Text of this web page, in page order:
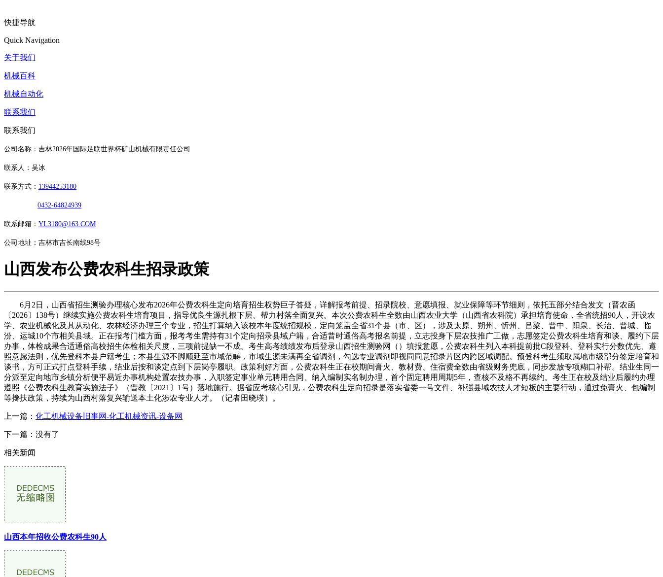
快捷导航
Quick Navigation
关于我们
机械百科
机械自动化
联系我们
联系我们
公司名称：吉林2026年国际足联世界杯矿山机械有限责任公司
联系人：吴冰
联系方式： 13944253180
0432-64824939
联系邮箱： YL3180@163.COM
公司地址：吉林市吉长南线98号
山西发布公费农科生招录政策
6月2日，山西省招生测验办理核心发布2026年公费农科生定向培育招生权势巨子答疑，详解报考前提、招录院校、意愿填报、就业保障等环节细则，依托五部分结合发文（晋农函
〔2026〕138号）继续实施公费农科生培育项目，指导优良生源扎根下层、帮力村落全面复兴。本次公费农科生全数由山西农业大学（山西省农科院）承担培育使命，全省统招90人，开设农
学、农业机械化及其从动化、农林经济办理三个专业，招生打算纳入该校本年度统招规模，定向笼盖全省31个县（市、区），涉及太原、朔州、忻州、吕梁、晋中、阳泉、长治、晋城、临
汾、运城10个市相关县域。正在报考门槛方面，报考考生需持有31个定向招录县域户籍，合适昔时通俗高考报名前提，立志投身下层农技推广工做，志愿签定公费农科生培育和谈、履约下层
办事，体检成果合适通俗高校招生体检相关尺度，三项前提缺一不成。考生高考绩绩发布后登录山西招生测验网（）填报意愿，公费农科生列入本科提前批C段登科。登科实行分数优先、遵
照意愿法则，优先登科本县户籍考生；本县生源不脚顺延至市域范畴，市域生源未满再全省调剂，勾选专业调剂即视同同意招录片区内跨区域调配。预登科考生须取属地市级部分签定培育和
谈书，方可正式打点登科手续，结业后按和谈定点到下层岗亭履职。政策利好方面，公费农科生正在校期间膏火、教材费、住宿费全数由省级财务兜底，同步发放专项糊口补帮。结业生同一
分派至定向地市乡镇分析便平易近办事机构处置农技办事，入职签定事业单元聘用合同、纳入编制实名制办理，首个固定聘用周期5年，查核不及格不再续约。考生正在校及结业后履约办理
遵照《公费农科生教育实施法子》（晋教〔2021〕1号）落地施行。据省应考核心引见，公费农科生定向招录是落实省委一号文件、补强县域农技人才短板的主要行动，通过免膏火、包编制
等搀扶政策，持续为山西村落复兴输送本土化涉农专业人才。（记者田晓瑛）。
上一篇： 化工机械设备旧事网-化工机械资讯-设备网
下一篇：没有了
相关新闻
山西本年招收公费农科生90人